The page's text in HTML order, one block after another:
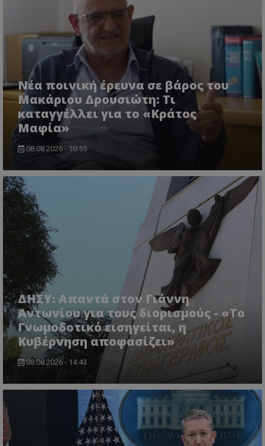
Νέα ποινική έρευνα σε βάρος του
Μακάριου Δρουσιώτη: Τι
καταγγέλλει για το «Κράτος
Μαφία»
08.08.2026 - 10:55
ΔΗΣΥ: Απαντά στον Γιάννη
Αντωνίου για τους διορισμούς - «Το
Γνωμοδοτικό εισηγείται, η
Κυβέρνηση αποφασίζει»
08.08.2026 - 14:43